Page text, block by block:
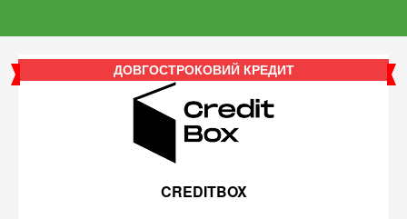
ДОВГОСТРОКОВИЙ КРЕДИТ
CREDITBOX